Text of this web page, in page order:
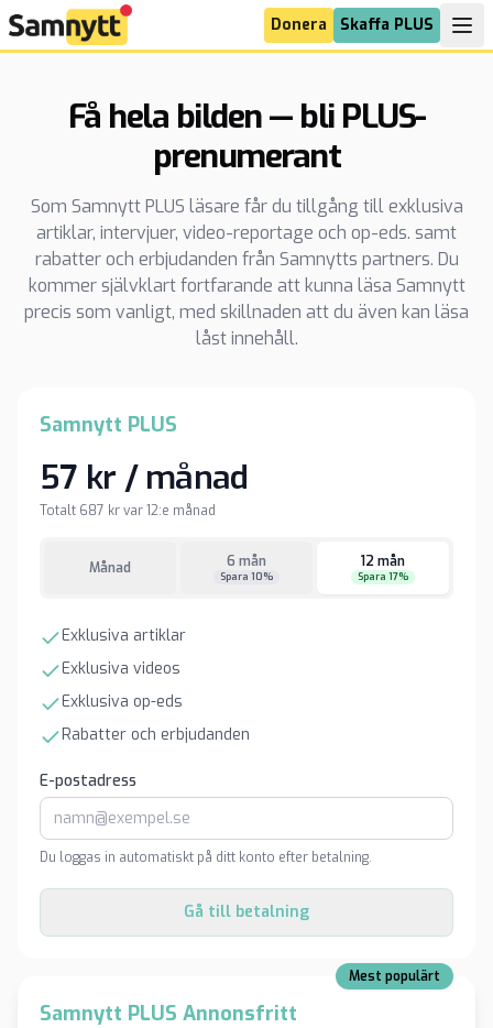
Donera Skaffa PLUS
Få hela bilden — bli PLUS-
prenumerant
Som Samnytt PLUS läsare får du tillgång till exklusiva
artiklar, intervjuer, video-reportage och op-eds. samt
rabatter och erbjudanden från Samnytts partners. Du
kommer självklart fortfarande att kunna läsa Samnytt
precis som vanligt, med skillnaden att du även kan läsa
låst innehåll.
Samnytt PLUS
57 kr / månad
Totalt 687 kr var 12:e månad
Månad 6 mån
Spara 10%
12 mån
Spara 17%
Exklusiva artiklar
Exklusiva videos
Exklusiva op-eds
Rabatter och erbjudanden
E-postadress
Du loggas in automatiskt på ditt konto efter betalning.
Gå till betalning
Mest populärt
Samnytt PLUS Annonsfritt